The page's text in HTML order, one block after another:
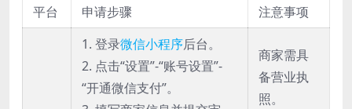
平台 申请步骤 注意事项
1. 登录微信小程序后台。
2. 点击“设置”-“账号设置”-
“开通微信支付”。
商家需具
备营业执
照。